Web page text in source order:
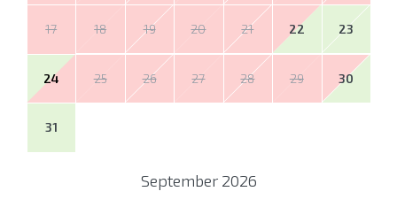
17 18 19 20 21 22 23
24 25 26 27 28 29 30
31
September 2026